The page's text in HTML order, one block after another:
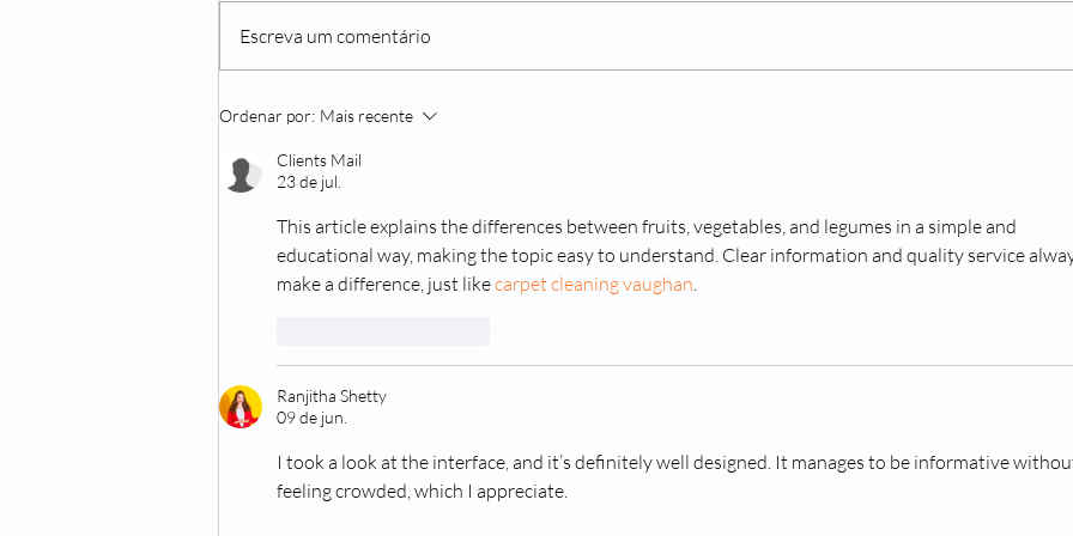
Não beber água o suficiente
pode te trazer diversos
problemas
Escreva um comentário
Ordenar por: Mais recente
Clients Mail
23 de jul.
This article explains the differences between fruits, vegetables, and legumes in a simple and
educational way, making the topic easy to understand. Clear information and quality service
make a difference, just like carpet cleaning vaughan.
Ranjitha Shetty
09 de jun.
I took a look at the interface, and it’s definitely well designed. It manages to be informative
feeling crowded, which I appreciate.